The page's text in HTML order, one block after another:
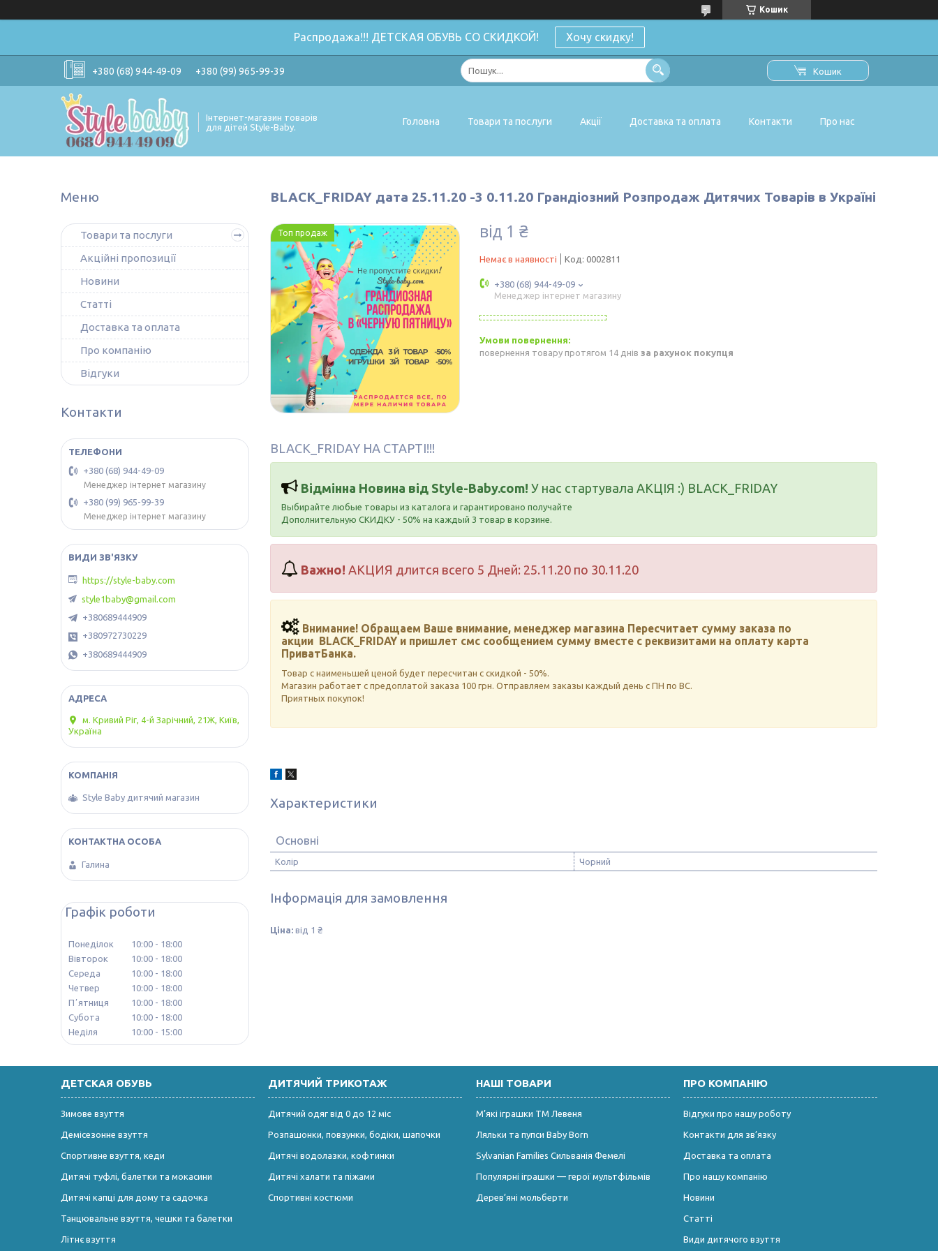
Кошик
Распродажа!!! ДЕТСКАЯ ОБУВЬ СО СКИДКОЙ! Хочу скидку!
+380 (68) 944-49-09 +380 (99) 965-99-39 Кошик
Інтернет-магазин товарів
для дітей Style-Baby.
Головна Товари та послуги Акції Доставка та оплата Контакти Про нас
BLACK_FRIDAY дата 25.11.20 -3 0.11.20 Грандіозний Розпродаж Дитячих Товарів в Україні
Топ продаж від 1 ₴
Немає в наявності Код: 0002811
+380 (68) 944-49-09
Менеджер інтернет магазину
повернення товару протягом 14 днів за рахунок покупця
BLACK_FRIDAY НА СТАРТІ!!!
Відмінна Новина від Style-Baby.com! У нас стартувала АКЦІЯ :) BLACK_FRIDAY
Выбирайте любые товары из каталога и гарантировано получайте
Дополнительную СКИДКУ - 50% на каждый 3 товар в корзине.
Важно! АКЦИЯ длится всего 5 Дней: 25.11.20 по 30.11.20
Внимание! Обращаем Ваше внимание, менеджер магазина Пересчитает сумму заказа по
акции BLACK_FRIDAY и пришлет смс сообщением сумму вместе с реквизитами на оплату карта
ПриватБанка.
Товар с наименьшей ценой будет пересчитан с скидкой - 50%.
Магазин работает с предоплатой заказа 100 грн. Отправляем заказы каждый день с ПН по ВС.
Приятных покупок!
Характеристики
Основні
Колір Чорний
Інформація для замовлення
Ціна: від 1 ₴
Товари та послуги
Акційні пропозиції
Новини
Статті
Доставка та оплата
Про компанію
Відгуки
Контакти
+380 (68) 944-49-09
Менеджер інтернет магазину
+380 (99) 965-99-39
Менеджер інтернет магазину
https://style-baby.com
style1baby@gmail.com
+380689444909
+380972730229
+380689444909
м. Кривий Ріг, 4-й Зарічний, 21Ж, Київ,
Україна
Style Baby дитячий магазин
Галина
Графік роботи
Понеділок 10:00
18:00
Вівторок
10:00
18:00
Середа
10:00
18:00
Четвер
10:00
18:00
Пʼятниця
10:00
18:00
Субота
10:00
18:00
Неділя
10:00 15:00
ДЕТСКАЯ ОБУВЬ
Зимове взуття
Демісезонне взуття
Спортивне взуття, кеди
Дитячі туфлі, балетки та мокасини
Дитячі капці для дому та садочка
Танцювальне взуття, чешки та балетки
Літнє взуття
ДИТЯЧИЙ ТРИКОТАЖ
Дитячий одяг від 0 до 12 міс
Розпашонки, повзунки, бодіки, шапочки
Дитячі водолазки, кофтинки
Дитячі халати та піжами
Спортивні костюми
НАШІ ТОВАРИ
М’які іграшки ТМ Левеня
Ляльки та пупси Baby Born
Sylvanian Families Сильванія Фемелі
Популярні іграшки — герої мультфільмів
Дерев’яні мольберти
ПРО КОМПАНІЮ
Відгуки про нашу роботу
Контакти для зв’язку
Доставка та оплата
Про нашу компанію
Новини
Статті
Види дитячого взуття